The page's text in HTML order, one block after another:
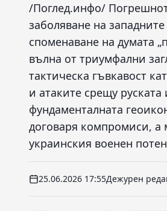
/Поглед.инфо/
заболяване на
споменаване на думата
вълна от триумфални
тактическа гъвкавост
и атаките срещу
фундаменталната
договаря компромиси, а
украинския военен
25.06.2026 17:55Дежурен